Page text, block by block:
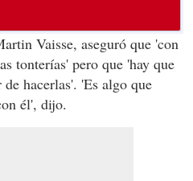
Vaisse, aseguró que 'con
tonterías' pero que 'hay que
hacerlas'. 'Es algo que
él', dijo.